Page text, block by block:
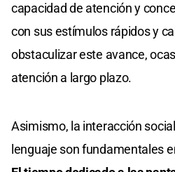
capacidad de atención y
con sus estímulos rápidos y
obstaculizar este avance,
atención a largo plazo.
Asimismo, la interacción
lenguaje son fundamentales